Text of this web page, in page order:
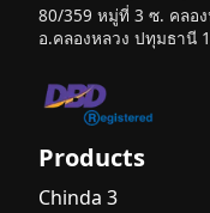
80/359 หมู่ที่ 3 ซ. คลอ
อ.คลองหลวง ปทุมธานี
Products
Chinda 3